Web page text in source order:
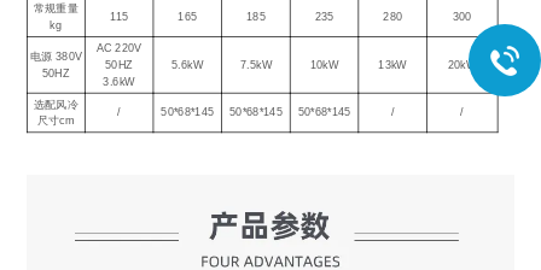
常规重量
kg
115 165 185 235 280 300
电源 380V
50HZ
AC 220V
50HZ
3.6kW
5.6kW 7.5kW 10kW 13kW 20kW
选配风冷
尺寸cm
/ 50*68*145 50*68*145 50*68*145 / /